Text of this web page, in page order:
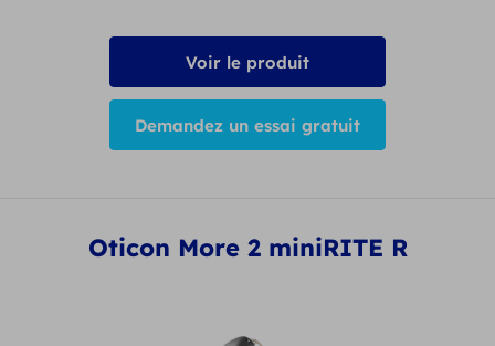
Voir le produit
Demandez un essai gratuit
Oticon More 2 miniRITE R